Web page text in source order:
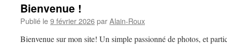
Bienvenue !
Publié le9 février 2026parAlain-Roux
Bienvenue sur mon site! Un simple passionné de photos, et